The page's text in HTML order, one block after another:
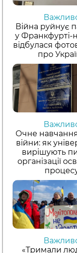
Війна руйнує
у Франкфурті-
відбулася
про
Очне
війни: як
вирішують
організації
«Тримали